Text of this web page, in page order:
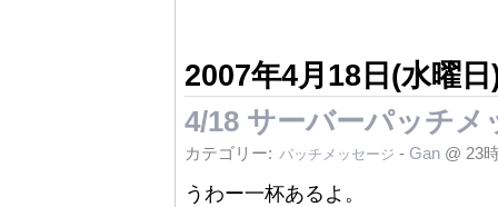
2007年4月18日(水曜日
4/18 サーバーパッチメ
カテゴリー: パッチメッセージ - Gan @ 23
うわー一杯あるよ。